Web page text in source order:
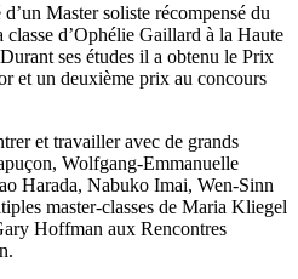
Master soliste récompensé du
d’Ophélie Gaillard à la Haute
ses études il a obtenu le Prix
et un deuxième prix au concours
et travailler avec de grands
Wolfgang-Emmanuelle
Harada, Nabuko Imai, Wen-Sinn
master-classes de Maria Kliegel
Hoffman aux Rencontres